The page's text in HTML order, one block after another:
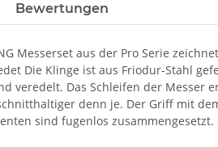
Bewertungen
Messerset aus der Pro Serie
Die Klinge ist aus Friodur-Stahl
veredelt. Das Schleifen der Messer
denn je. Der Griff mit
sind fugenlos